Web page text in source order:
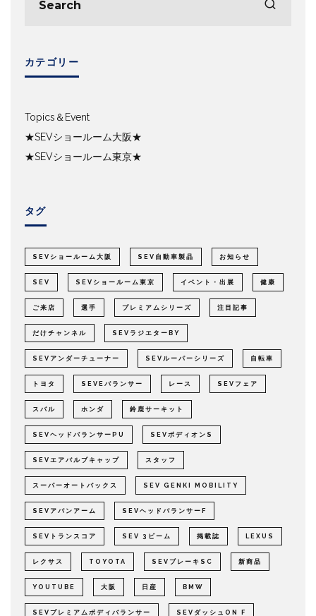
カテゴリー
Topics＆Event
★SEVショールーム大阪★
★SEVショールーム東京★
タグ
SEVショールーム大阪 SEV自動車製品 お知らせ
SEV SEVショールーム東京 イベント・出展 健康
ご来店 選手 プレミアムシリーズ 注目記事
だけチャンネル SEVラジエターBY
SEVアンダーチューナー SEVルーパーシリーズ 自転車
トヨタ SEVEバランサー レース SEVフェア
スバル ホンダ 鈴鹿サーキット
SEVヘッドバランサーPU SEVボディオンS
SEVエアバルブキャップ スタッフ
スーパーオートバックス SEV GENKI MOBILITY
SEVアバンアーム SEVヘッドバランサーF
SEVトランスコア SEV 3ビーム 掲載誌 LEXUS
レクサス TOYOTA SEVブレーキSC 新商品
YOUTUBE 大阪 日産 BMW
SEVプレミアムボディバランサー SEVダッシュON F